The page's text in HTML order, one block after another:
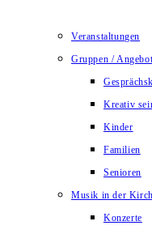
Veranstaltungen
Gruppen /
Kreativ
Kinder
Familien
Senioren
Musik in der
Konzerte